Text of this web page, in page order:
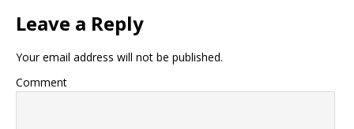
Leave a Reply
Your email address will not be published.
Comment